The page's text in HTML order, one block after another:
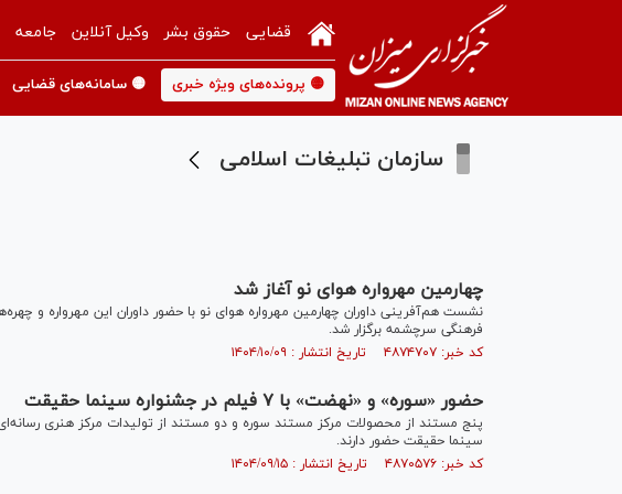
قضایی حقوق بشر وکیل آنلاین جامعه
🟡 پرونده‌های ویژه خبری 🟡 سامانه‌های قضایی
سازمان تبلیغات اسلامی
چهارمین مهرواره هوای نو آغاز شد
نشست هم‌آفرینی داوران چهارمین مهرواره هوای نو با حضور داوران این مهرواره و
فرهنگی سرچشمه برگزار شد.
کد خبر: ۴۸۷۴۷۰۷ تاریخ انتشار : ۱۴۰۴/۱۰/۰۹
حضور «سوره» و «نهضت» با ۷ فیلم در جشنواره سینما حقیقت
پنج مستند از محصولات مرکز مستند سوره و دو مستند از تولیدات مرکز هنری
سینما حقیقت حضور دارند.
کد خبر: ۴۸۷۰۵۷۶ تاریخ انتشار : ۱۴۰۴/۰۹/۱۵